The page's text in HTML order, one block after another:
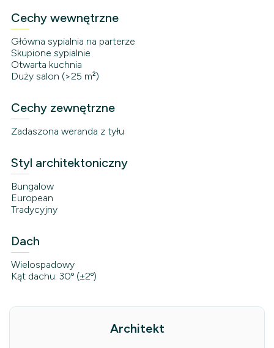
Cechy wewnętrzne
Główna sypialnia na parterze
Skupione sypialnie
Otwarta kuchnia
Duży salon (>25 m²)
Cechy zewnętrzne
Zadaszona weranda z tyłu
Styl architektoniczny
Bungalow
European
Tradycyjny
Dach
Wielospadowy
Kąt dachu: 30º (±2º)
Architekt